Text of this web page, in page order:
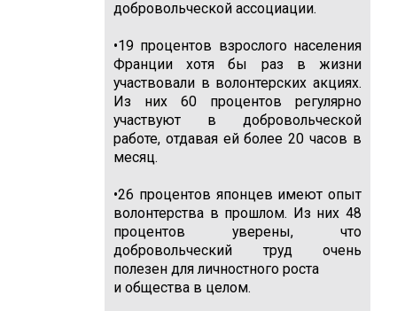
добровольческой ассоциации.
•19 процентов взрослого населения
Франции хотя бы раз в жизни
участвовали в во­лонтерских акциях.
Из них 60 процентов регулярно
участвуют в добровольческой
работе, отдавая ей более 20 часов в
месяц.
•26 процентов японцев имеют опыт
волонтерства в прошлом. Из них 48
процентов уверены, что
добровольческий труд очень
полезен для личностного роста
и общества в целом.